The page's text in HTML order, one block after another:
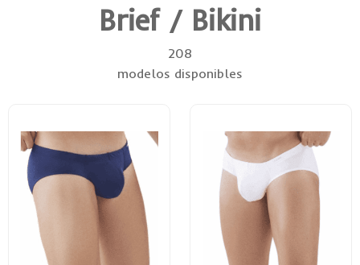
Brief / Bikini
208
modelos disponibles